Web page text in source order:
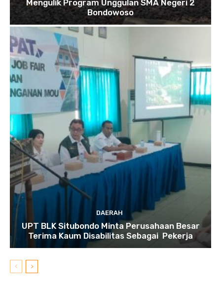
Mengulik Program Unggulan SMA Negeri 2
Bondowoso
DAERAH
UPT BLK Situbondo Minta Perusahaan Besar
Terima Kaum Disabilitas Sebagai Pekerja